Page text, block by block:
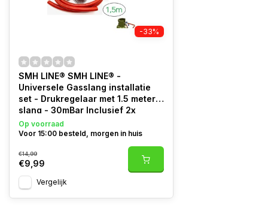
-33%
SMH LINE® SMH LINE® -
Universele Gasslang installatie
set - Drukregelaar met 1.5 meter
slang - 30mBar Inclusief 2x
Slangklemmen
Op voorraad
Voor 15:00 besteld, morgen in huis
€14,99
€9,99
Vergelijk